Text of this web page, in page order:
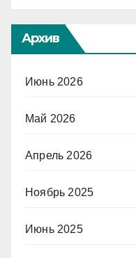
Архив
Июнь 2026
Май 2026
Апрель 2026
Ноябрь 2025
Июнь 2025